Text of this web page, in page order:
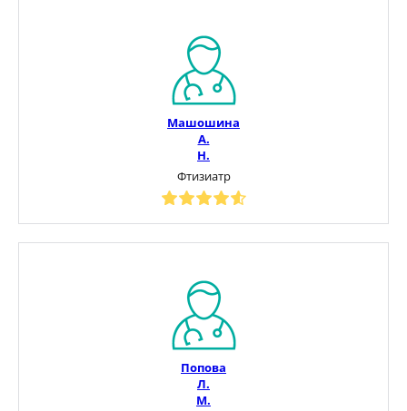
Машошина
А.
Н.
Фтизиатр
Попова
Л.
М.